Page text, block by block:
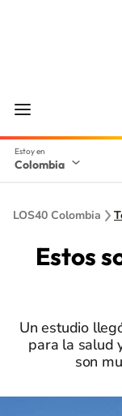
Colombia
LOS40 Colombia
Estos
Un estudio
para la salud
son